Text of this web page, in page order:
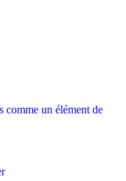
comme un élément de